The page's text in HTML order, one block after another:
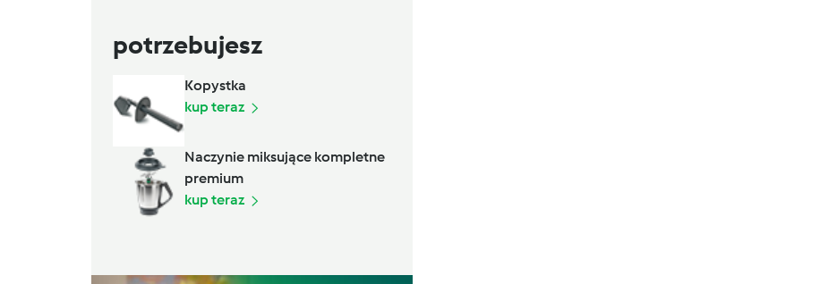
potrzebujesz
Kopystka
kup teraz
Naczynie miksujące kompletne
premium
kup teraz